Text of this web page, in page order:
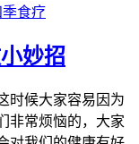
季食疗
妙招
时候大家容易因为
非常烦恼的，大家